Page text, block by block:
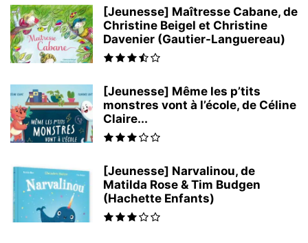
[Jeunesse] Maîtresse Cabane, de
Christine Beigel et Christine
Davenier (Gautier-Languereau)
[Jeunesse] Même les p’tits
monstres vont à l’école, de Céline
Claire...
[Jeunesse] Narvalinou, de
Matilda Rose & Tim Budgen
(Hachette Enfants)